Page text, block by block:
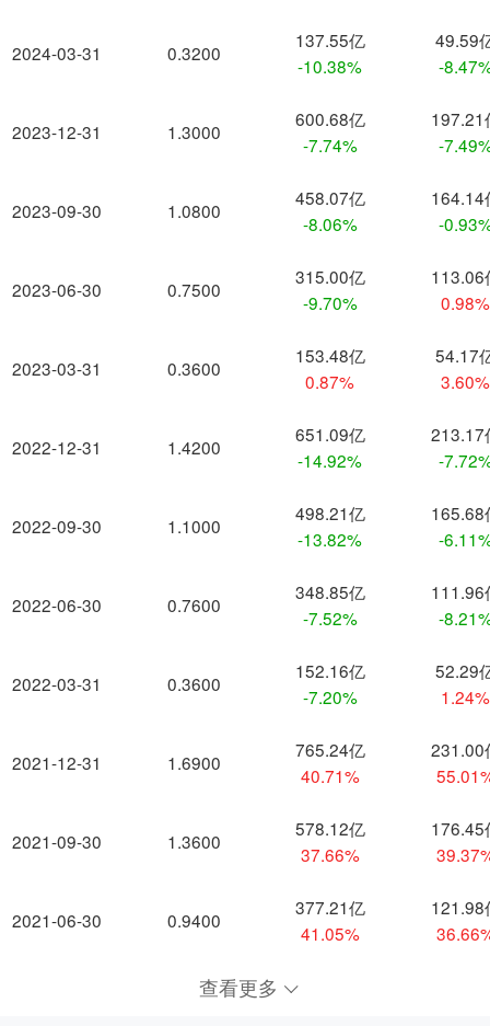
2024-03-31
2023-12-31
2023-09-30
2023-06-30
2023-03-31
2022-12-31
2022-09-30
2022-06-30
2022-03-31
2021-12-31
2021-09-30
2021-06-30
0.3200
137.55亿
-10.38%
49.59
-
1.3000
600.68亿
-7.74%
197.21
-
1.0800
458.07亿
-8.06%
164.14
-
0.7500
315.00亿
-9.70%
113.06
0.98%
0.3600
153.48亿
0.87%
54.17
3.60%
1.4200
651.09亿
-14.92%
213.17
-
1.1000
498.21亿
-13.82%
165.68
-
0.7600
348.85亿
-7.52%
111.96
-
0.3600
152.16亿
-7.20%
52.29
1.24%
1.6900
765.24亿
40.71%
231.00
1.3600
578.12亿
37.66%
176.45
0.9400
377.21亿
41.05%
121.98
查看更多